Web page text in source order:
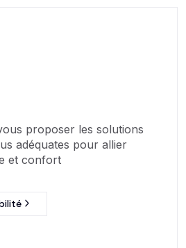
proposer les solutions
adéquates pour allier
et confort